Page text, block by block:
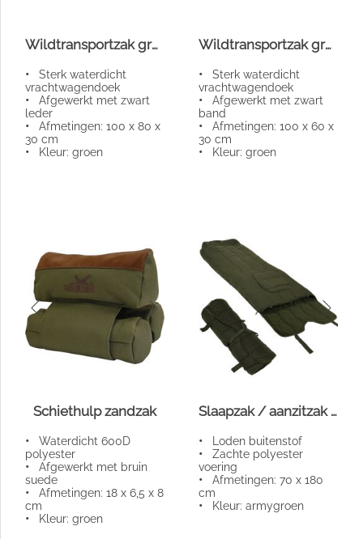
Wildtransportzak groen
• Sterk waterdicht
vrachtwagendoek
• Afgewerkt met zwart
leder
• Afmetingen: 100 x 80 x
30 cm
• Kleur: groen
Wildtransportzak groen
• Sterk waterdicht
vrachtwagendoek
• Afgewerkt met zwart
band
• Afmetingen: 100 x 60 x
30 cm
• Kleur: groen
Schiethulp zandzak
• Waterdicht 600D
polyester
• Afgewerkt met bruin
suede
• Afmetingen: 18 x 6,5 x 8
cm
• Kleur: groen
Slaapzak / aanzitzak loden groen
• Loden buitenstof
• Zachte polyester
voering
• Afmetingen: 70 x 180
cm
• Kleur: armygroen